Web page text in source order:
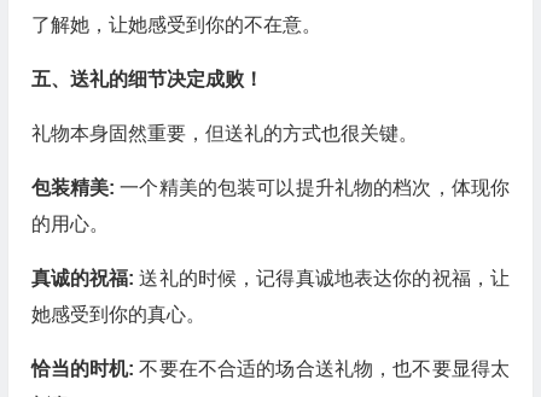
了解她，让她感受到你的不在意。
五、送礼的细节决定成败！
礼物本身固然重要，但送礼的方式也很关键。
包装精美:一个精美的包装可以提升礼物的档次，体现你
的用心。
真诚的祝福:送礼的时候，记得真诚地表达你的祝福，让
她感受到你的真心。
恰当的时机:不要在不合适的场合送礼物，也不要显得太